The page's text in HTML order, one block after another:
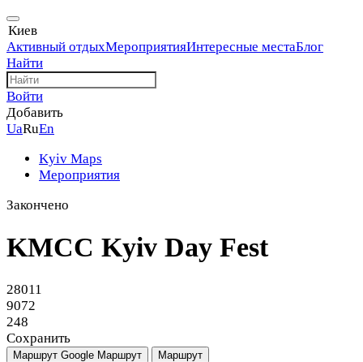
Киев
Активный отдыхМероприятияИнтересные местаБлог
Найти
Войти
Добавить
UaRuEn
Kyiv Maps
Мероприятия
Закончено
KMCC Kyiv Day Fest
28011
9072
248
Сохранить
Маршрут Google Маршрут Маршрут